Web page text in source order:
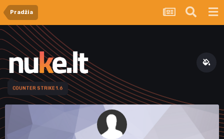
Pradžia
COUNTER STRIKE 1.6